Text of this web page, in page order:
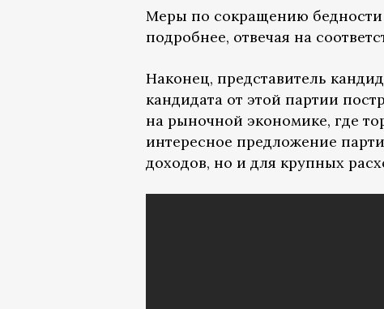
Меры по сокращению бедности
подробнее, отвечая на
Наконец, представитель
кандидата от этой партии
на рыночной экономике, где
интересное предложение
доходов, но и для крупных